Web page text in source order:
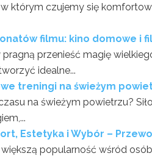
którym czujemy się
filmu: kino domowe i
przenieść magię
idealne...
treningi na świeżym
na świeżym powietrzu?
Estetyka i Wybór –
popularność wśród